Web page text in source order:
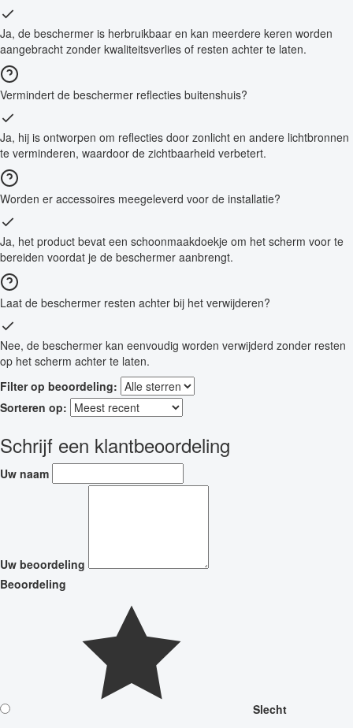
Ja, de beschermer is herbruikbaar en kan meerdere keren worden
aangebracht zonder kwaliteitsverlies of resten achter te laten.
Vermindert de beschermer reflecties buitenshuis?
Ja, hij is ontworpen om reflecties door zonlicht en andere lichtbronnen
te verminderen, waardoor de zichtbaarheid verbetert.
Worden er accessoires meegeleverd voor de installatie?
Ja, het product bevat een schoonmaakdoekje om het scherm voor te
bereiden voordat je de beschermer aanbrengt.
Laat de beschermer resten achter bij het verwijderen?
Nee, de beschermer kan eenvoudig worden verwijderd zonder resten
op het scherm achter te laten.
Filter op beoordeling:
Sorteren op:
Schrijf een klantbeoordeling
Uw naam
Uw beoordeling
Beoordeling
Slecht